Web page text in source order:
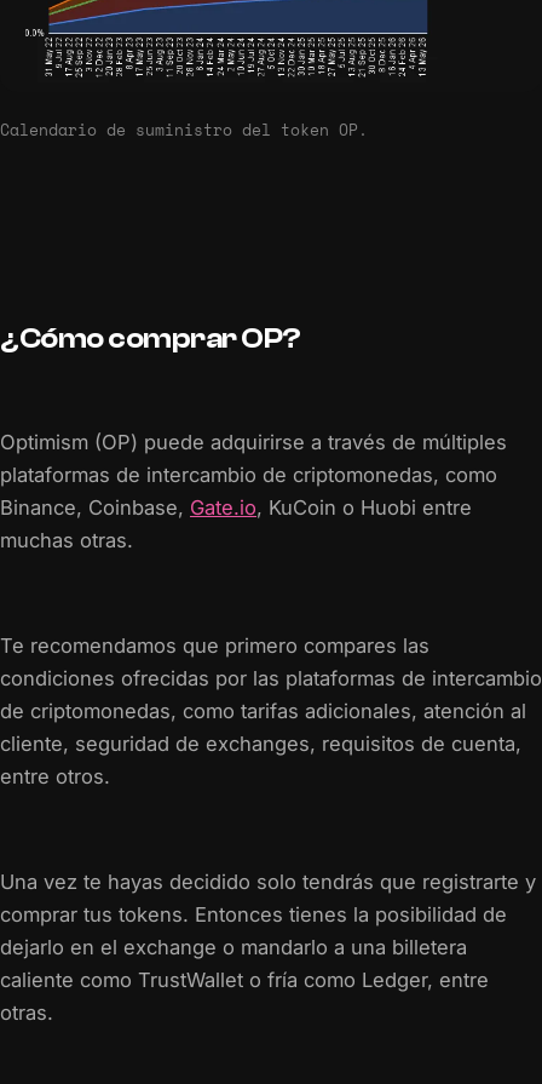
Calendario de suministro del token OP.
¿Cómo comprar OP?
Optimism (OP) puede adquirirse a través de múltiples
plataformas de intercambio de criptomonedas, como
Binance, Coinbase, Gate.io, KuCoin o Huobi entre
muchas otras.
Te recomendamos que primero compares las
condiciones ofrecidas por las plataformas de intercambio
de criptomonedas, como tarifas adicionales, atención al
cliente, seguridad de exchanges, requisitos de cuenta,
entre otros.
Una vez te hayas decidido solo tendrás que registrarte y
comprar tus tokens. Entonces tienes la posibilidad de
dejarlo en el exchange o mandarlo a una billetera
caliente como TrustWallet o fría como Ledger, entre
otras.